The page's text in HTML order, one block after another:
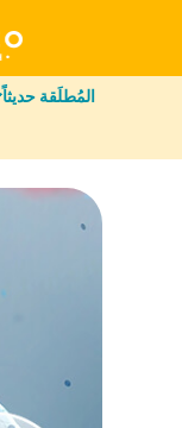
المُطلَقة حديثاً